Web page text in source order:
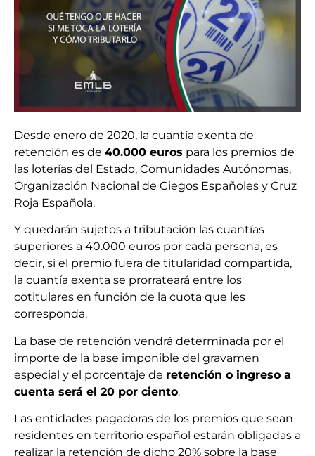
Desde enero de 2020, la cuantía exenta de
retención es de 40.000 euros para los premios de
las loterías del Estado, Comunidades Autónomas,
Organización Nacional de Ciegos Españoles y Cruz
Roja Española.
Y quedarán sujetos a tributación las cuantías
superiores a 40.000 euros por cada persona, es
decir, si el premio fuera de titularidad compartida,
la cuantía exenta se prorrateará entre los
cotitulares en función de la cuota que les
corresponda.
La base de retención vendrá determinada por el
importe de la base imponible del gravamen
especial y el porcentaje de retención o ingreso a
cuenta será el 20 por ciento.
Las entidades pagadoras de los premios que sean
residentes en territorio español estarán obligadas a
realizar la retención de dicho 20% sobre la base